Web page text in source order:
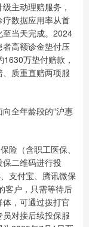
主动理赔服务，
数据应用率从首
当天完成。2024
高额诊金垫付压
万垫付赔款，
质重直赔两项服
全年龄段的“沪惠
险（含职工医保、
二维码进行投
支付宝、腾讯微保
客户，只需等待后
，可通过拨打官
对接后续投保服